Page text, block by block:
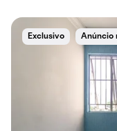
Exclusivo Anúncio